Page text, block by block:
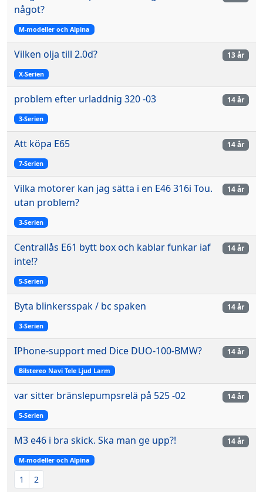
något?
M-modeller och Alpina
Vilken olja till 2.0d?
X-Serien
13 år
problem efter urladdnig 320 -03
3-Serien
14 år
Att köpa E65
7-Serien
14 år
Vilka motorer kan jag sätta i en E46 316i Tou.
utan problem?
3-Serien
14 år
Centrallås E61 bytt box och kablar funkar iaf
inte!?
5-Serien
14 år
Byta blinkersspak / bc spaken
3-Serien
14 år
IPhone-support med Dice DUO-100-BMW?
Bilstereo Navi Tele Ljud Larm
14 år
var sitter bränslepumpsrelä på 525 -02
5-Serien
14 år
M3 e46 i bra skick. Ska man ge upp?!
M-modeller och Alpina
1 2
14 år